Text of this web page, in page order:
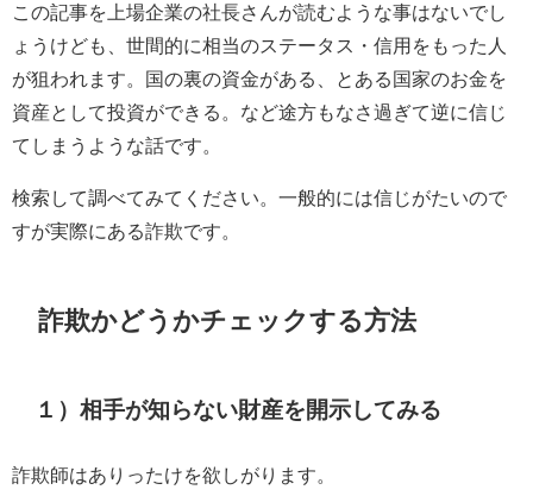
この記事を上場企業の社長さんが読むような事はないでし
ょうけども、世間的に相当のステータス・信用をもった人
が狙われます。国の裏の資金がある、とある国家のお金を
資産として投資ができる。など途方もなさ過ぎて逆に信じ
てしまうような話です。
検索して調べてみてください。一般的には信じがたいので
すが実際にある詐欺です。
詐欺かどうかチェックする方法
１）相手が知らない財産を開示してみる
詐欺師はありったけを欲しがります。